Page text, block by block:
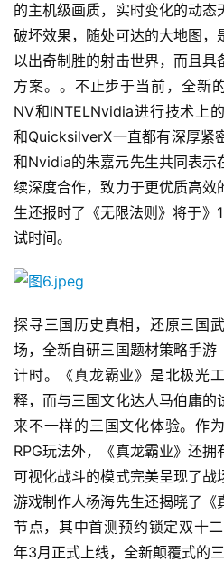
首
页
游
茶
原
创
游
戏
业
界
手
机
游
戏
单
机
游
戏
的主机级画质，实时变化的动态
破坏效果，随处可达的大地图，
以出奇制胜的射击世界，而且
方案。。不止步于当前，全新
NV和INTELNvidia进行技术上
和QuicksilverX一直都有深厚紧
和Nvidia的朱嘉元先生共同表示
续深度合作，致力于更优质高效
生还报时了《无限法则》将于》
试时间。
探寻三国历史真相，还原三国
场，全新自研三国题材策略手游
计时。《真龙霸业》是北极光
释，而与三国文化达人马伯庸的
来不一样的三国文化体验。作
RPG玩法外，《真龙霸业》还
可视化战斗的模式完美呈现了战
游戏制作人杨海先生还揭晓了《
节点，其中首测预约锁定双十
年3月正式上线，全新颠覆式的